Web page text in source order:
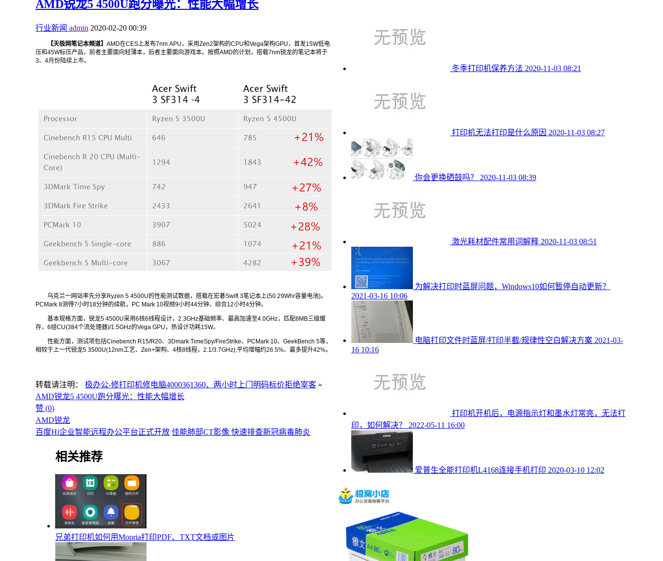
AMD锐龙5 4500U跑分曝光：性能大幅增长
行业新闻 admin 2020-02-20 00:39
【天极网笔记本频道】 AMD在CES 上发布7nm APU ，采用Zen2架构的CPU和Vega架构GPU，首发15W低电
压和45W标压产品，前者主要面向轻薄本，后者主要面向游戏本。按照AMD的计划，搭载7nm锐龙的笔记本将于
3、4月份陆续上市。
乌克兰一网站率先分享Ryzen 5 4500U的性能测试数据，搭载在宏碁Swift 3笔记本上(50.29Whr容量电池)。
PCMark 8测得7小时18分钟的续航，PC Mark 10视频9小时44分钟、综合12小时4分钟。
基本规格方面，锐龙5 4500U采用6核6线程设计，2.3GHz基础频率、最高加速至4.0GHz，匹配8MB三级缓
存，6组CU(384个流处理器)/1.5GHz的Vega GPU，热设计功耗15W。
性能方面，测试项包括Cinebench R15/R20、3Dmark TimeSpy/FireStrike、PCMark 10、GeekBench 5等，
相较于上一代锐龙5 3500U(12nm工艺、Zen+架构、4核8线程， 2.1 /3.7GHz),平均增幅约26.5%、最多提升42%。
转载请注明： 极办公-修打印机修电脑4000361360、两小时上门明码标价拒绝宰客 »
AMD锐龙5 4500U跑分曝光：性能大幅增长
赞 (0)
AMD锐龙
百度Hi企业智能远程办公平台正式开放 佳能肺部CT影像 快速排查新冠病毒肺炎
相关推荐
兄弟打印机如何用Mopria打印PDF、TXT文档或图片
冬季打印机保养方法 2020-11-03 08:21
打印机无法打印是什么原因 2020-11-03 08:27
你会更换硒鼓吗？ 2020-11-03 08:39
激光耗材配件常用词解释 2020-11-03 08:51
为解决打印时蓝屏问题，Windows10如何暂停自动更新？
2021-03-16 10:06
电脑打印文件时蓝屏/打印半截/规律性空白解决方案 2021-03-
16 10:16
打印机开机后，电源指示灯和墨水灯常亮，无法打
印，如何解决？ 2022-05-11 16:00
爱普生全能打印机L4168连接手机打印 2020-03-10 12:02